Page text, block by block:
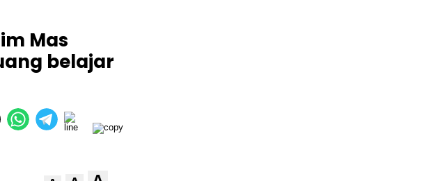
Mas
belajar